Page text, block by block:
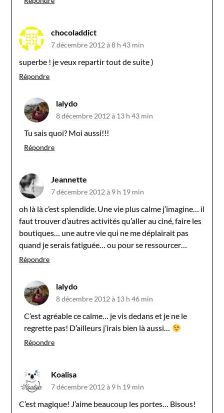
chocoladdict
7 décembre 2012 à 8 h 43 min
superbe ! je veux repartir tout de suite )
Répondre
lalydo
8 décembre 2012 à 13 h 43 min
Tu sais quoi? Moi aussi!!!
Répondre
Jeannette
7 décembre 2012 à 9 h 19 min
oh là là c’est splendide. Une vie plus calme j’imagine… il
faut trouver d’autres activités qu’aller au ciné, faire les
boutiques… une autre vie qui ne me déplairait pas
quand je serais fatiguée… ou pour se ressourcer…
Répondre
lalydo
8 décembre 2012 à 13 h 46 min
C’est agréable ce calme… je vis dedans et je ne le
regrette pas! D’ailleurs j’irais bien là aussi…
Répondre
Koalisa
7 décembre 2012 à 9 h 19 min
C’est magique! J’aime beaucoup les portes… Bisous!